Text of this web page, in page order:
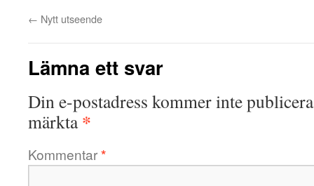
← Nytt utseende
Lämna ett svar
Din e-postadress kommer inte
märkta*
Kommentar*